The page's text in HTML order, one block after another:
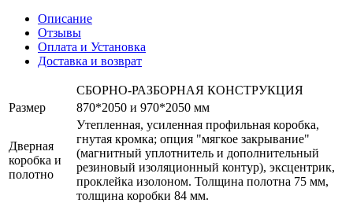
Описание
Отзывы
Оплата и Установка
Доставка и возврат
СБОРНО-РАЗБОРНАЯ КОНСТРУКЦИЯ
Размер
870*2050 и 970*2050 мм
Дверная
коробка и
полотно
Утепленная, усиленная профильная коробка,
гнутая кромка; опция "мягкое закрывание"
(магнитный уплотнитель и дополнительный
резиновый изоляционный контур), эксцентрик,
проклейка изолоном. Толщина полотна 75 мм,
толщина коробки 84 мм.